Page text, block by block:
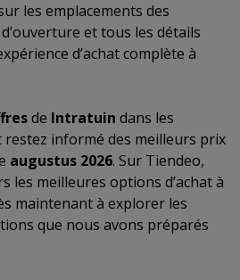
les emplacements des
et tous les détails
d’achat complète à
de Intratuin dans les
restez informé des meilleurs prix
augustus 2026. Sur Tiendeo,
les meilleures options d’achat à
maintenant à explorer les
que nous avons préparés